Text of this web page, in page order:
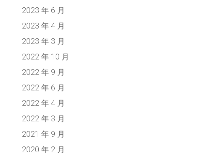
2023 年 6 月
2023 年 4 月
2023 年 3 月
2022 年 10 月
2022 年 9 月
2022 年 6 月
2022 年 4 月
2022 年 3 月
2021 年 9 月
2020 年 2 月